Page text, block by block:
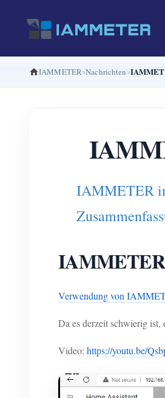
IAMMETER Nachrichten
IAMMETER
IAMMETER
Verwendung von
Da es derzeit schwierig
Video: https://youtu.be/